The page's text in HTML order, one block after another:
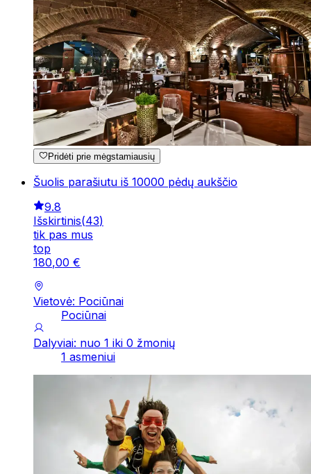
Pridėti prie mėgstamiausių
Šuolis parašiutu iš 10000 pėdų aukščio
9.8
Išskirtinis(43)
tik pas mus
top
180,00 €
Vietovė: Pociūnai
Pociūnai
Dalyviai: nuo 1 iki 0 žmonių
1 asmeniui